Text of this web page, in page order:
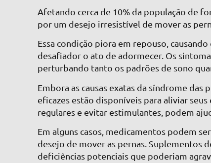
Afetando cerca de 10% da população de
por um desejo irresistível de mover as
Essa condição piora em repouso,
desafiador o ato de adormecer. Os
perturbando tanto os padrões de sono
Embora as causas exatas da síndrome
eficazes estão disponíveis para aliviar
regulares e evitar estimulantes, podem
Em alguns casos, medicamentos podem
desejo de mover as pernas. Suplementos
deficiências potenciais que poderiam